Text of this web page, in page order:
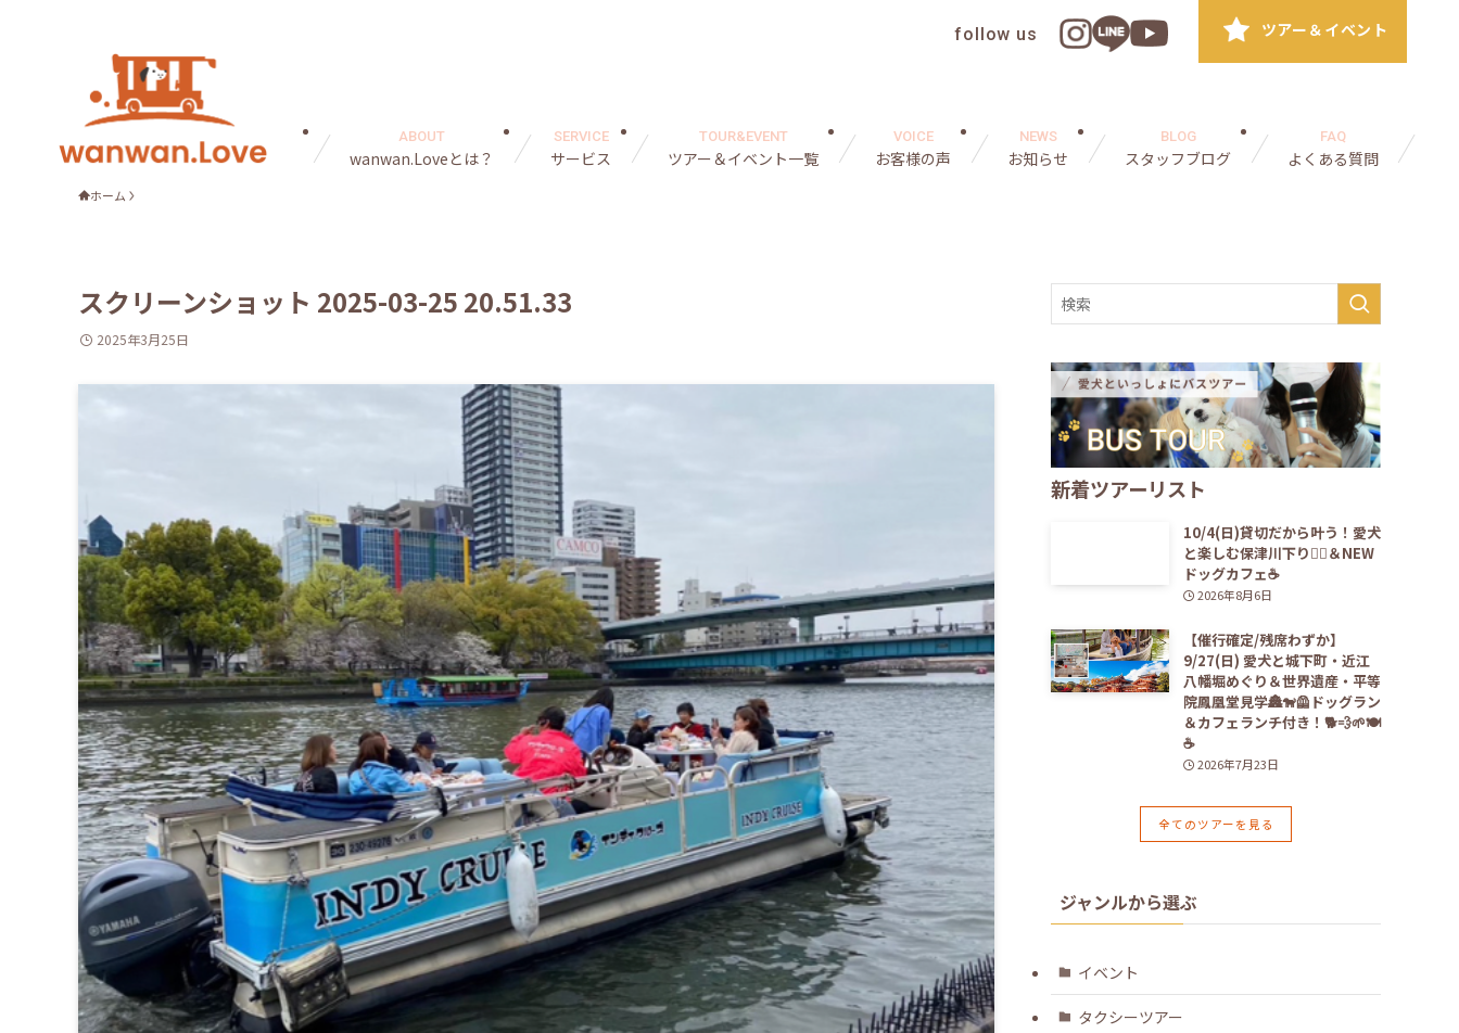
wanwan.Loveとは？
ABOUT
サービス
SERVICE
ツアー＆イベント一覧
TOUR&EVENT
お客様の声
VOICE
お知らせ
NEWS
スタッフブログ
BLOG
よくある質問
FAQ
follow us ツアー＆イベント
ホーム
スクリーンショット 2025-03-25 20.51.33
2025年3月25日
新着ツアーリスト
10/4(日)貸切だから叶う！愛犬
と楽しむ保津川下り🚣‍♀️＆NEW
ドッグカフェ☕️
2026年8月6日
【催行確定/残席わずか】
9/27(日) 愛犬と城下町・近江
八幡堀めぐり＆世界遺産・平等
院鳳凰堂見学🏯🐕‍🦺ドッグラン
＆カフェランチ付き！🐕💨🌱🍽️
☕️
2026年7月23日
全てのツアーを見る
ジャンルから選ぶ
イベント
タクシーツアー